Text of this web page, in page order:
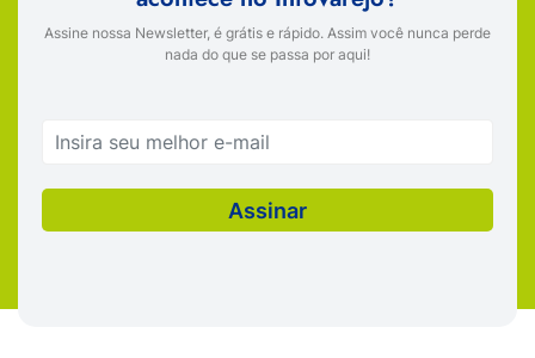
Assine nossa Newsletter, é grátis e rápido. Assim você nunca perde
nada do que se passa por aqui!